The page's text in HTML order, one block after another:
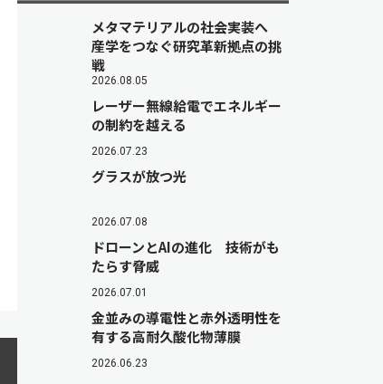
メタマテリアルの社会実装へ
産学をつなぐ研究革新拠点の挑
戦
2026.08.05
レーザー無線給電でエネルギー
の制約を越える
2026.07.23
グラスが放つ光
2026.07.08
ドローンとAIの進化 技術がも
たらす脅威
2026.07.01
金並みの導電性と赤外透明性を
有する高耐久酸化物薄膜
2026.06.23